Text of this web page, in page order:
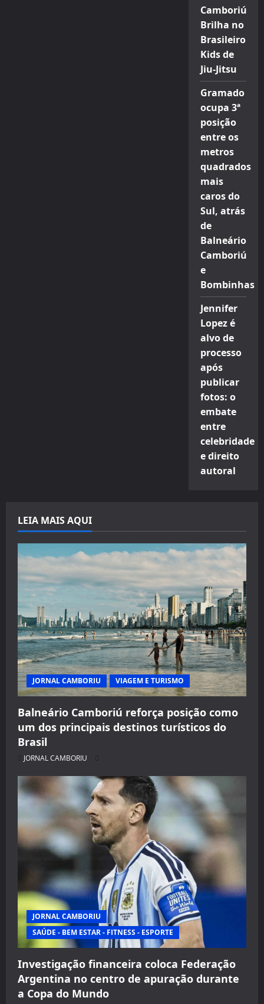
Camboriú
Brilha no
Brasileiro
Kids de
Jiu-Jitsu
Gramado
ocupa 3ª
posição
entre os
metros
quadrados
mais
caros do
Sul, atrás
de
Balneário
Camboriú
e
Bombinhas
Jennifer
Lopez é
alvo de
processo
após
publicar
fotos: o
embate
entre
celebridade
e direito
autoral
LEIA MAIS AQUI
JORNAL CAMBORIU VIAGEM E TURISMO
Balneário Camboriú reforça posição como
um dos principais destinos turísticos do
Brasil
JORNAL CAMBORIU
JORNAL CAMBORIU
SAÚDE - BEM ESTAR - FITNESS - ESPORTE
Investigação financeira coloca Federação
Argentina no centro de apuração durante
a Copa do Mundo